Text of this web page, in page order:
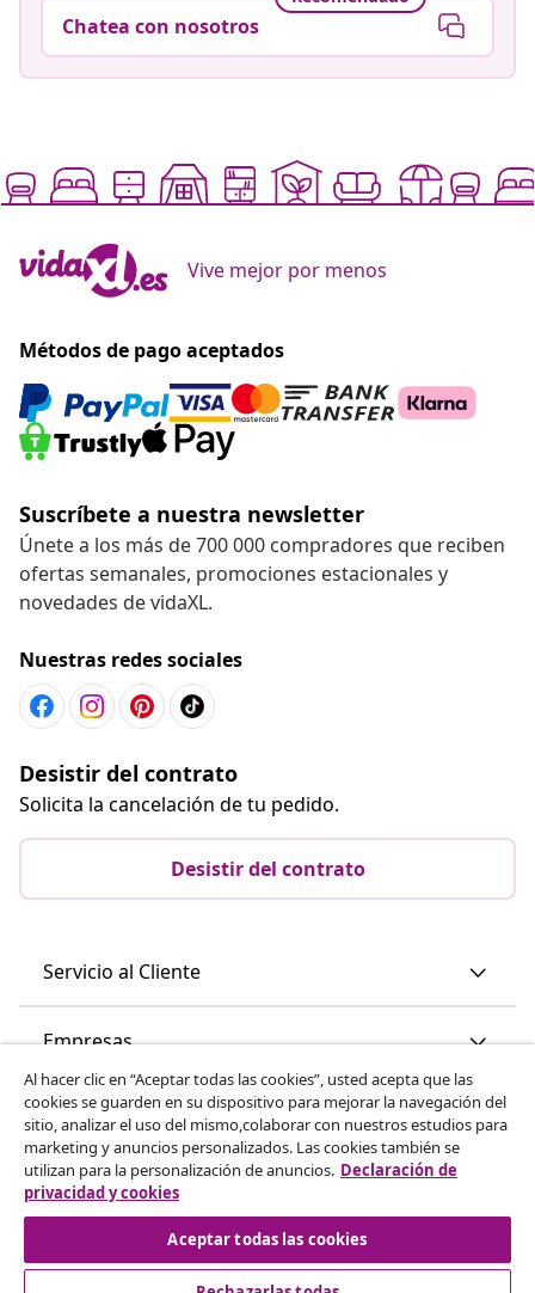
Chatea con nosotros
Vive mejor por menos
Métodos de pago aceptados
Suscríbete a nuestra newsletter
Únete a los más de 700 000 compradores que reciben
ofertas semanales, promociones estacionales y
novedades de vidaXL.
Nuestras redes sociales
Desistir del contrato
Solicita la cancelación de tu pedido.
Desistir del contrato
Servicio al Cliente
Empresas
vidaXL
Descubre mas
Al hacer clic en “Aceptar todas las cookies”, usted acepta que las
cookies se guarden en su dispositivo para mejorar la navegación del
sitio, analizar el uso del mismo,colaborar con nuestros estudios para
marketing y anuncios personalizados. Las cookies también se
utilizan para la personalización de anuncios. Declaración de
privacidad y cookies
Aceptar todas las cookies